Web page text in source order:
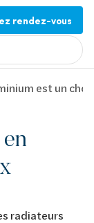
rendez-vous
est un
radiateurs